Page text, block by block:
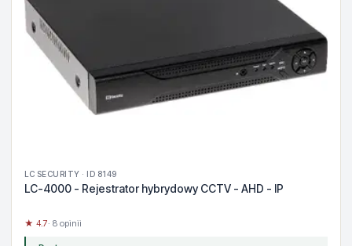
LC SECURITY · ID 8149
LC-4000 - Rejestrator hybrydowy CCTV - AHD - IP
★ 4.7· 8 opinii